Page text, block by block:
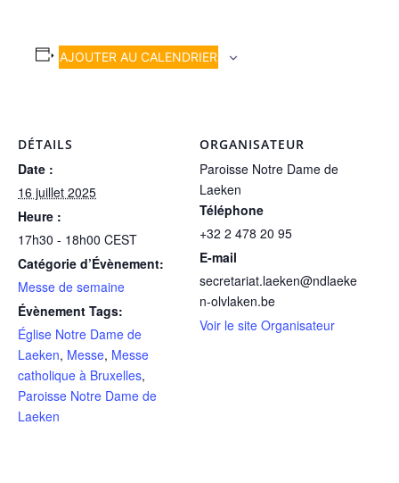
AJOUTER AU CALENDRIER
DÉTAILS
Date :
16 juillet 2025
Heure :
17h30 - 18h00 CEST
Catégorie d’Évènement:
Messe de semaine
Évènement Tags:
Église Notre Dame de
Laeken, Messe, Messe
catholique à Bruxelles,
Paroisse Notre Dame de
Laeken
ORGANISATEUR
Paroisse Notre Dame de
Laeken
Téléphone
+32 2 478 20 95
E-mail
secretariat.laeken@ndlaeke
n-olvlaken.be
Voir le site Organisateur